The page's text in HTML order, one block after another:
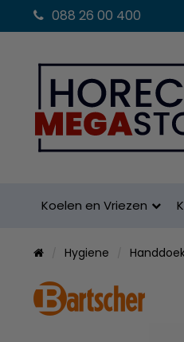
088 26 00 400
Koelen en Vriezen
Hygiene